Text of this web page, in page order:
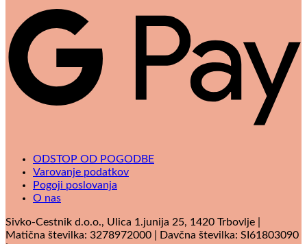
ODSTOP OD POGODBE
Varovanje podatkov
Pogoji poslovanja
O nas
Sivko-Cestnik d.o.o., Ulica 1.junija 25, 1420 Trbovlje |
Matična številka: 3278972000 | Davčna številka: SI61803090